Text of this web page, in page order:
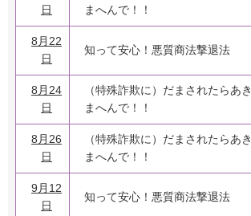
日
まへんで！！
8月22
日
知って安心！悪質商法撃退法
8月24
日
（特殊詐欺に）だまされたらあき
まへんで！！
8月26
日
（特殊詐欺に）だまされたらあき
まへんで！！
9月12
日
知って安心！悪質商法撃退法